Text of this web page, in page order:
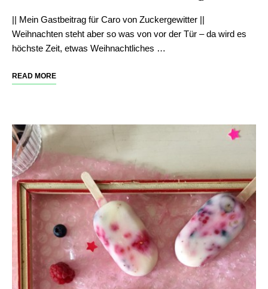
|| Mein Gastbeitrag für Caro von Zuckergewitter ||
Weihnachten steht aber so was von vor der Tür – da wird es
höchste Zeit, etwas Weihnachtliches …
READ MORE